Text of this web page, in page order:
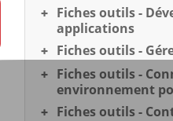
Fiches outils -
applications
Fiches outils -
Fiches outils -
environnement
Fiches outils -